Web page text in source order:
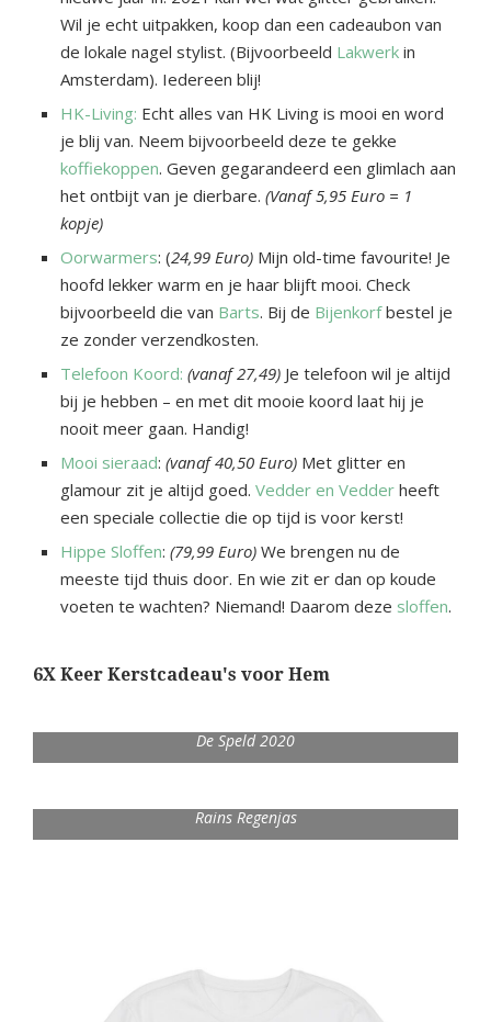
Wil je echt uitpakken, koop dan een cadeaubon van
de lokale nagel stylist. (Bijvoorbeeld Lakwerk in
Amsterdam). Iedereen blij!
HK-Living: Echt alles van HK Living is mooi en word
je blij van. Neem bijvoorbeeld deze te gekke
koffiekoppen. Geven gegarandeerd een glimlach aan
het ontbijt van je dierbare. (Vanaf 5,95 Euro = 1
kopje)
Oorwarmers: (24,99 Euro) Mijn old-time favourite! Je
hoofd lekker warm en je haar blijft mooi. Check
bijvoorbeeld die van Barts. Bij de Bijenkorfbestel je
ze zonder verzendkosten.
Telefoon Koord: (vanaf 27,49) Je telefoon wil je altijd
bij je hebben – en met dit mooie koord laat hij je
nooit meer gaan. Handig!
Mooi sieraad: (vanaf 40,50 Euro) Met glitter en
glamour zit je altijd goed. Vedder en Vedder heeft
een speciale collectie die op tijd is voor kerst!
Hippe Sloffen: (79,99 Euro) We brengen nu de
meeste tijd thuis door. En wie zit er dan op koude
voeten te wachten? Niemand! Daarom deze sloffen.
6X Keer Kerstcadeau's voor Hem
De Speld 2020
Rains Regenjas